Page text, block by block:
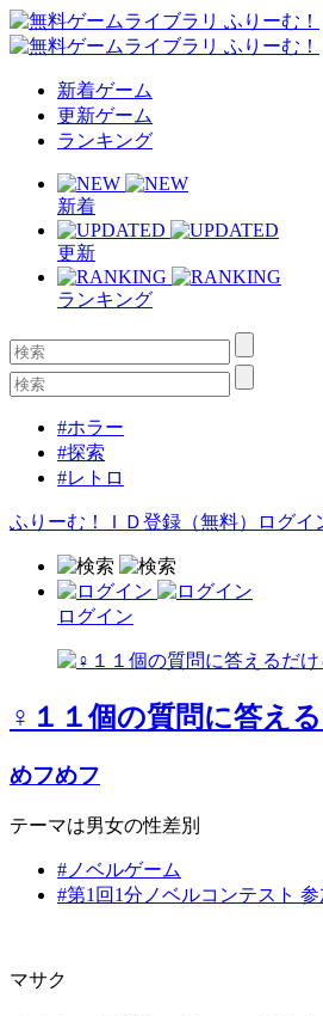
新着ゲーム
更新ゲーム
ランキング
新着
更新
ランキング
#ホラー
#探索
#レトロ
ふりーむ！ＩＤ登録（無料） ログイ
ログイン
♀１１個の質問に答え
めフめフ
テーマは男女の性差別
#ノベルゲーム
#第1回1分ノベルコンテスト
マサク